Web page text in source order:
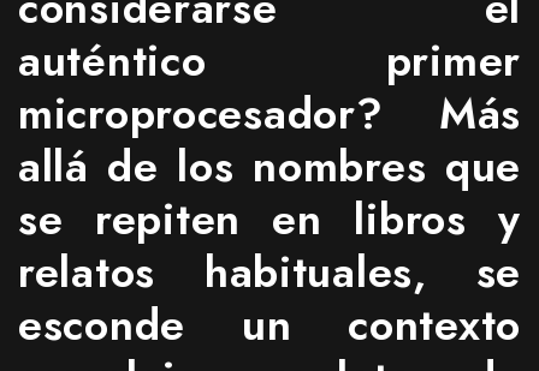
auténtico primer
microprocesador? Más
allá de los nombres que
se repiten en libros y
relatos habituales, se
esconde un contexto